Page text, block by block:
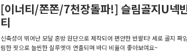
[이너티/쫀쫀/7천장돌파!] 슬림골지U넥
티
신축성이 뛰어난 모달 혼방 원단으로 제작되어 편안한 반팔티! 세로 골지 짜
림한 핏으로 늘씬한 실루엣이 연출되며 바디 비율이 좋아보여요~